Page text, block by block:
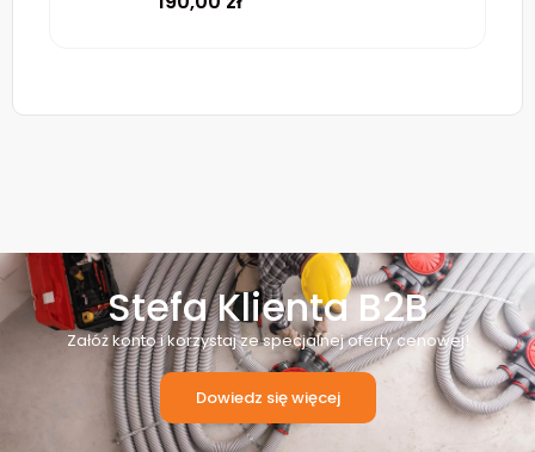
Stefa Klienta B2B
Załóż konto i korzystaj ze specjalnej oferty cenowej!
Dowiedz się więcej